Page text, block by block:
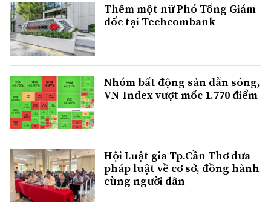
Thêm một nữ Phó Tổng Giám
đốc tại Techcombank
Nhóm bất động sản dẫn sóng,
VN-Index vượt mốc 1.770 điểm
Hội Luật gia Tp.Cần Thơ đưa
pháp luật về cơ sở, đồng hành
cùng người dân